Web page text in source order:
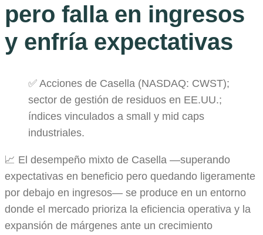
pero falla en ingresos
y enfría expectativas
✅ Acciones de Casella (NASDAQ: CWST);
sector de gestión de residuos en EE.UU.;
índices vinculados a small y mid caps
industriales.
📈 El desempeño mixto de Casella —superando
expectativas en beneficio pero quedando ligeramente
por debajo en ingresos— se produce en un entorno
donde el mercado prioriza la eficiencia operativa y la
expansión de márgenes ante un crecimiento